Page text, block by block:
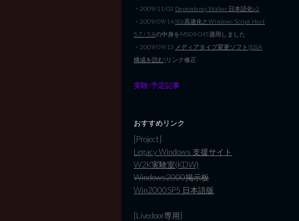
・2009/11/02 Dependency Walker 日本語化v2
・2009/09/14 IE6高速化とWindows Script Host
5.7 / 5.8の中身をMS09-045適用しました
・2009/09/13 メディアタイプ変更ソフト(EISA
構成を読む) リンク修正
実験/予定記事
おすすめリンク
[Project]
Legacy Windows 支援サイト
W2K実験室(KDW)
Windows2000掲示板
Win2000SP5 日本語版
[Livedoor専用]